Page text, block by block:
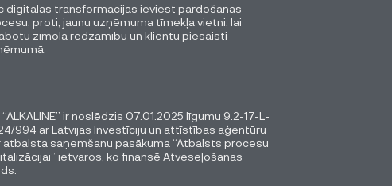
digitālās transformācijas ieviest pārdošanas
proti, jaunu uzņēmuma tīmekļa vietni, lai
zīmola redzamību un klientu piesaisti
“ALKALINE” ir noslēdzis 07.01.2025 līgumu 9.2-17-L-
994 ar Latvijas Investīciju un attīstības aģentūru
atbalsta saņemšanu pasākuma “Atbalsts procesu
ietvaros, ko finansē Atveseļošanas